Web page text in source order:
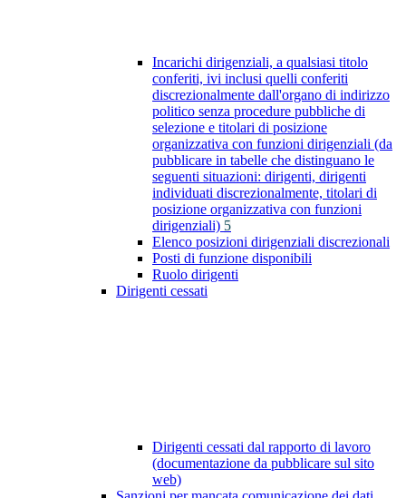
Incarichi dirigenziali, a qualsiasi titolo
conferiti, ivi inclusi quelli conferiti
discrezionalmente dall'organo di indirizzo
politico senza procedure pubbliche di
selezione e titolari di posizione
organizzativa con funzioni dirigenziali (da
pubblicare in tabelle che distinguano le
seguenti situazioni: dirigenti, dirigenti
individuati discrezionalmente, titolari di
posizione organizzativa con funzioni
dirigenziali) 5
Elenco posizioni dirigenziali discrezionali
Posti di funzione disponibili
Ruolo dirigenti
Dirigenti cessati
Dirigenti cessati dal rapporto di lavoro
(documentazione da pubblicare sul sito
web)